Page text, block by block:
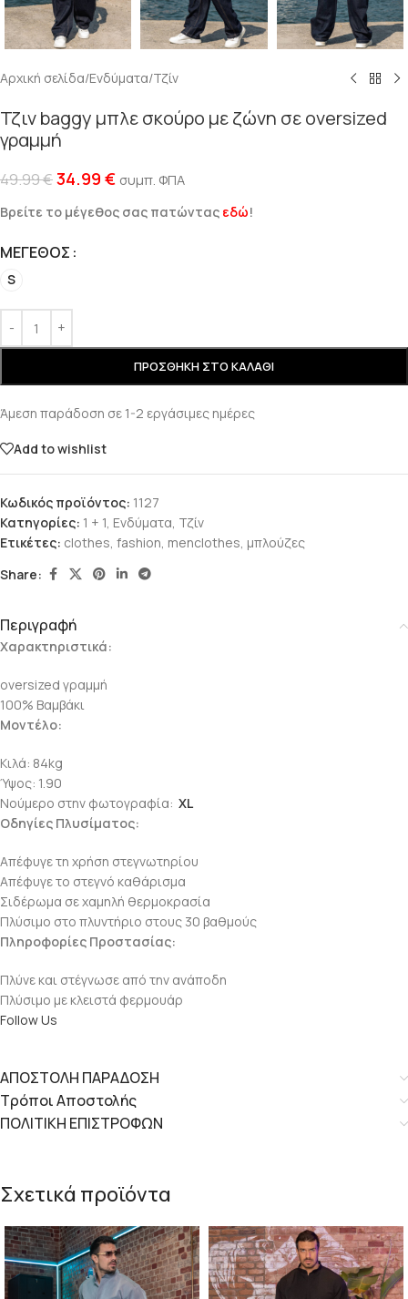
Αρχική σελίδα/Ενδύματα/Τζίν
Τζιν baggy μπλε σκούρο με ζώνη σε oversized
γραμμή
49.99€34.99 € συμπ. ΦΠΑ
Βρείτε το μέγεθος σας πατώντας εδώ!
ΜΈΓΕΘΟΣ
S
ΠΡΟΣΘΉΚΗ ΣΤΟ ΚΑΛΆΘΙ
Άμεση παράδοση σε 1-2 εργάσιμες ημέρες
Add to wishlist
Κωδικός προϊόντος: 1127
Κατηγορίες: 1 + 1, Ενδύματα, Τζίν
Ετικέτες: clothes, fashion, menclothes, μπλούζες
Share:
Περιγραφή
Χαρακτηριστικά:
oversized γραμμή
100% Βαμβάκι
Μοντέλο:
Κιλά: 84kg
Ύψος: 1.90
Νούμερο στην φωτογραφία: XL
Οδηγίες Πλυσίματος:
Απέφυγε τη χρήση στεγνωτηρίου
Απέφυγε το στεγνό καθάρισμα
Σιδέρωμα σε χαμηλή θερμοκρασία
Πλύσιμο στο πλυντήριο στους 30 βαθμούς
Πληροφορίες Προστασίας:
Πλύνε και στέγνωσε από την ανάποδη
Πλύσιμο με κλειστά φερμουάρ
Follow Us
ΑΠΟΣΤΟΛΗ ΠΑΡΑΔΟΣΗ
Τρόποι Αποστολής
ΠΟΛΙΤΙΚΗ ΕΠΙΣΤΡΟΦΩΝ
Σχετικά προϊόντα